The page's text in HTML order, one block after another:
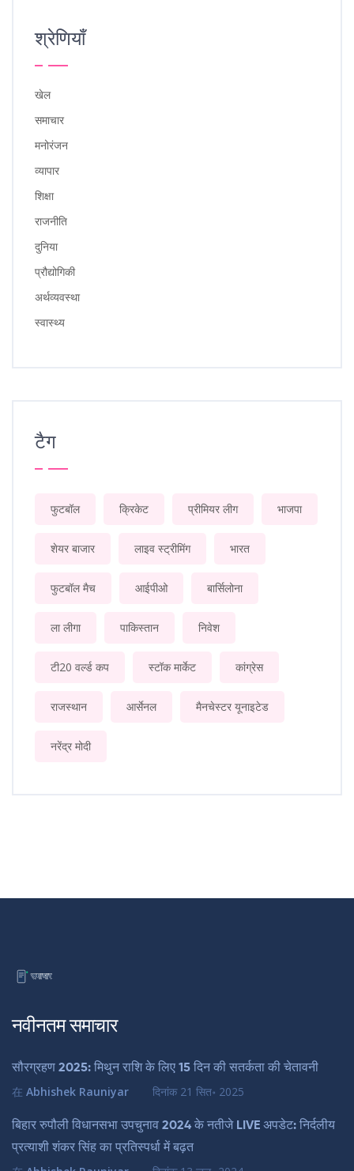
श्रेणियाँ
खेल
समाचार
मनोरंजन
व्यापार
शिक्षा
राजनीति
दुनिया
प्रौद्योगिकी
अर्थव्यवस्था
स्वास्थ्य
टैग
फुटबॉल क्रिकेट प्रीमियर लीग भाजपा
शेयर बाजार लाइव स्ट्रीमिंग भारत
फुटबॉल मैच आईपीओ बार्सिलोना
ला लीगा पाकिस्तान निवेश
टी20 वर्ल्ड कप स्टॉक मार्केट कांग्रेस
राजस्थान आर्सेनल मैनचेस्टर यूनाइटेड
नरेंद्र मोदी
नवीनतम समाचार
सौरग्रहण 2025: मिथुन राशि के लिए 15 दिन की सतर्कता की चेतावनी
在 Abhishek Rauniyar दिनांक 21 सित॰ 2025
बिहार रुपौली विधानसभा उपचुनाव 2024 के नतीजे LIVE अपडेट: निर्दलीय
प्रत्याशी शंकर सिंह का प्रतिस्पर्धा में बढ़त